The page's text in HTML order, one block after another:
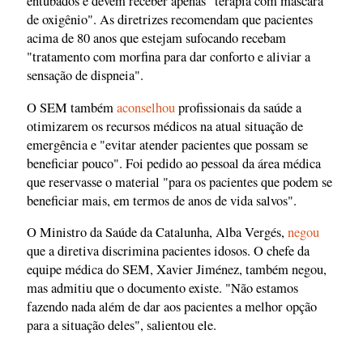
de oxigênio". As diretrizes recomendam que pacientes
acima de 80 anos que estejam sufocando recebam
"tratamento com morfina para dar conforto e aliviar a
sensação de dispneia".
O SEM tambémaconselhouprofissionais da saúde a
otimizarem os recursos médicos na atual situação de
emergência e "evitar atender pacientes que possam se
beneficiar pouco". Foi pedido ao pessoal da área médica
que reservasse o material "para os pacientes que podem se
beneficiar mais, em termos de anos de vida salvos".
O Ministro da Saúde da Catalunha, Alba Vergés,negou
que a diretiva discrimina pacientes idosos. O chefe da
equipe médica do SEM, Xavier Jiménez, também negou,
mas admitiu que o documento existe. "Não estamos
fazendo nada além de dar aos pacientes a melhor opção
para a situação deles", salientou ele.